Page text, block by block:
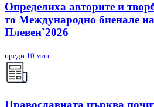
Определиха авторите и
то Международно биенале
Плевен`2026
преди 10 мин
Православната църква